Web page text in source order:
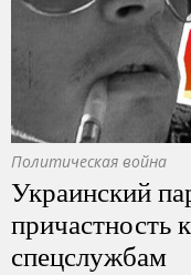
Политическая война
Украинский
причастность
спецслужбам